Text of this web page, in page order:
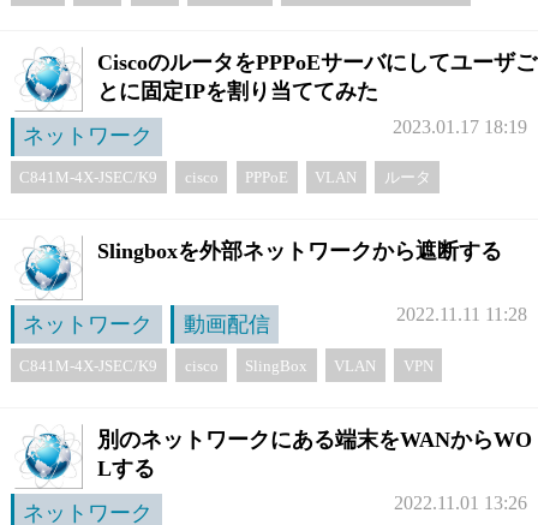
CiscoのルータをPPPoEサーバにしてユーザご
とに固定IPを割り当ててみた
ネットワーク
2023.01.17 18:19
C841M-4X-JSEC/K9 cisco PPPoE VLAN ルータ
Slingboxを外部ネットワークから遮断する
ネットワーク 動画配信 2022.11.11 11:28
C841M-4X-JSEC/K9 cisco SlingBox VLAN VPN
別のネットワークにある端末をWANからWO
Lする
ネットワーク
2022.11.01 13:26